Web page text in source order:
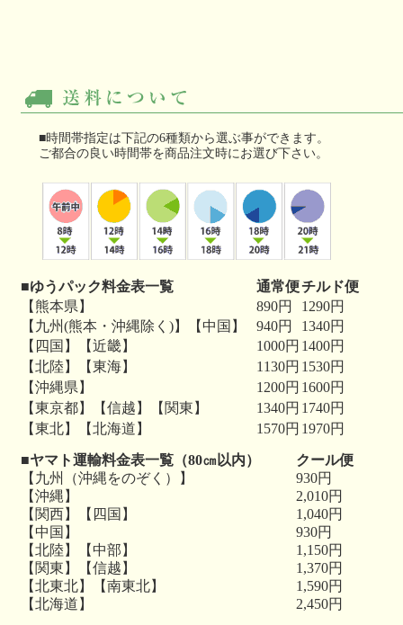
■時間帯指定は下記の6種類から選ぶ事ができます。
ご都合の良い時間帯を商品注文時にお選び下さい。
■ゆうパック料金表一覧 通常便チルド便
【熊本県】
890円
1290円
【九州(熊本・沖縄除く)】【中国】
940円
1340円
【四国】【近畿】
1000円 1400円
【北陸】【東海】
1130円 1530円
【沖縄県】
1200円 1600円
【東京都】【信越】【関東】
1340円 1740円
【東北】【北海道】
1570円 1970円
■ヤマト運輸料金表一覧（80㎝以内）
クール便
【九州（沖縄をのぞく）】
930円
【沖縄】
2,010円
【関西】【四国】
1,040円
【中国】
930円
【北陸】【中部】
1,150円
【関東】【信越】
1,370円
【北東北】【南東北】
1,590円
【北海道】
2,450円